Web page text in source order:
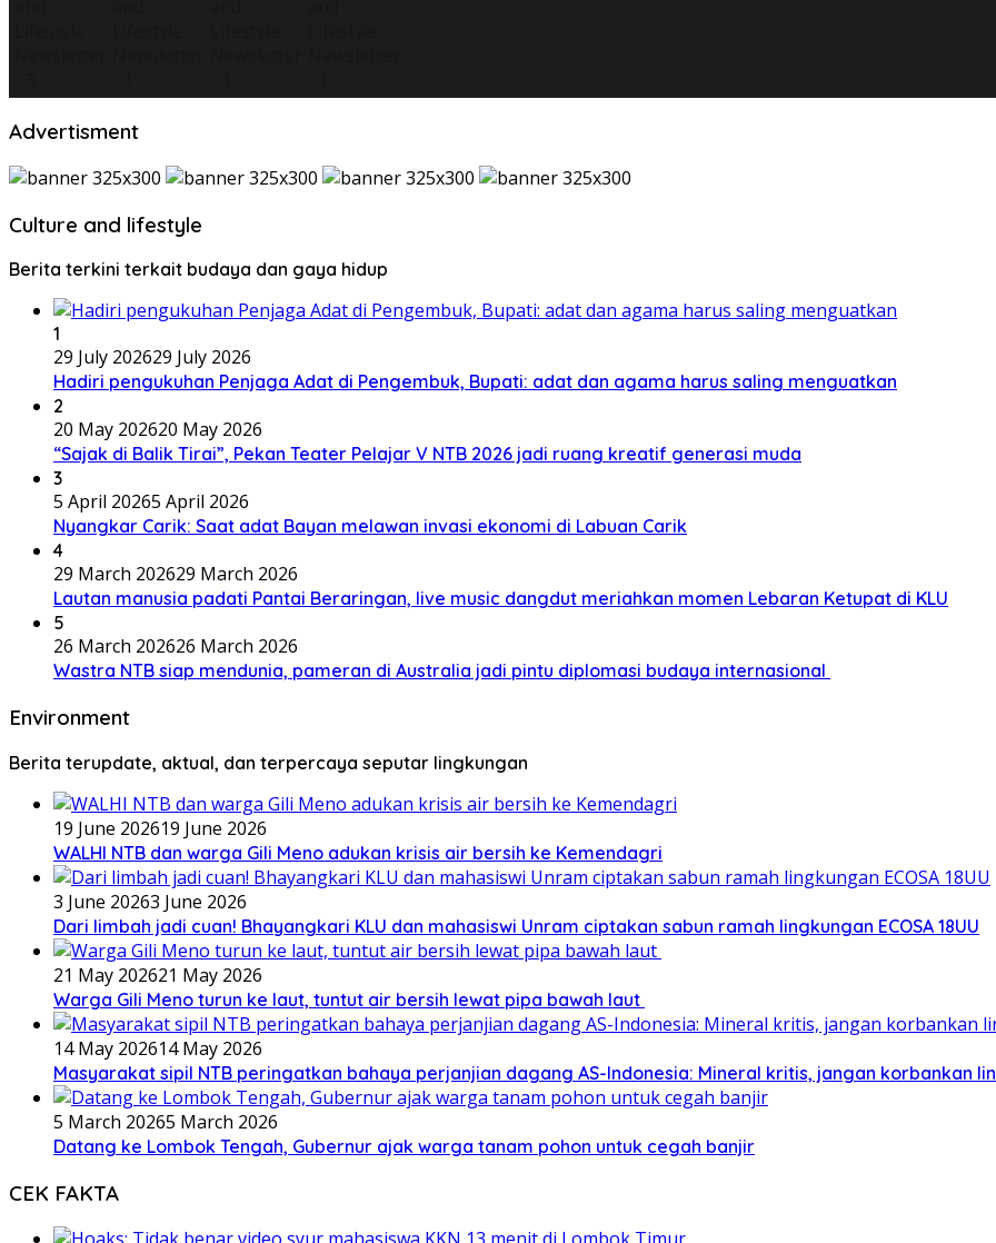
Advertisment
Culture and lifestyle
Berita terkini terkait budaya dan gaya hidup
1
29 July 202629 July 2026
Hadiri pengukuhan Penjaga Adat di Pengembuk, Bupati: adat dan agama harus saling menguatkan
2
20 May 202620 May 2026
“Sajak di Balik Tirai”, Pekan Teater Pelajar V NTB 2026 jadi ruang kreatif generasi muda
3
5 April 20265 April 2026
Nyangkar Carik: Saat adat Bayan melawan invasi ekonomi di Labuan Carik
4
29 March 202629 March 2026
Lautan manusia padati Pantai Beraringan, live music dangdut meriahkan momen Lebaran Ketupat di KLU
5
26 March 202626 March 2026
Wastra NTB siap mendunia, pameran di Australia jadi pintu diplomasi budaya internasional
Environment
Berita terupdate, aktual, dan terpercaya seputar lingkungan
19 June 202619 June 2026
WALHI NTB dan warga Gili Meno adukan krisis air bersih ke Kemendagri
3 June 20263 June 2026
Dari limbah jadi cuan! Bhayangkari KLU dan mahasiswi Unram ciptakan sabun ramah lingkungan ECOSA 18UU
21 May 202621 May 2026
Warga Gili Meno turun ke laut, tuntut air bersih lewat pipa bawah laut
14 May 202614 May 2026
Masyarakat sipil NTB peringatkan bahaya perjanjian dagang AS-Indonesia: Mineral kritis, jangan korbankan
5 March 20265 March 2026
Datang ke Lombok Tengah, Gubernur ajak warga tanam pohon untuk cegah banjir
CEK FAKTA